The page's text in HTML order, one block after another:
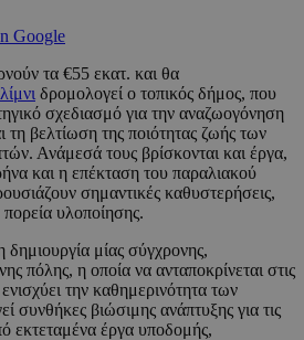
Google
τα €55 εκατ. και θα
δρομολογεί ο τοπικός δήμος, που
σχεδιασμό για την αναζωογόνηση
τη βελτίωση της ποιότητας ζωής των
Ανάμεσά τους βρίσκονται και έργα,
και η επέκταση του παραλιακού
σημαντικές καθυστερήσεις,
υλοποίησης.
δημιουργία μίας σύγχρονης,
πόλης, η οποία να ανταποκρίνεται στις
την καθημερινότητα των
συνθήκες βιώσιμης ανάπτυξης για τις
εκτεταμένα έργα υποδομής,